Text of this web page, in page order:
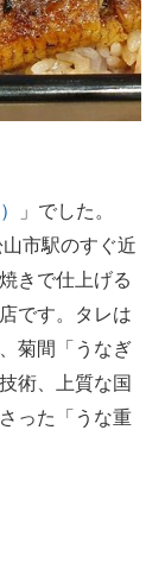
」でした。
市駅のすぐ近
きで仕上げる
です。タレは
菊間「うなぎ
術、上質な国
った「うな重